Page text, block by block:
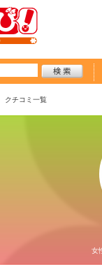
クチコミ一覧
女